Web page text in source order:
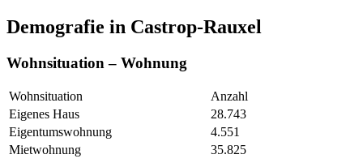
Demografie in Castrop-Rauxel
Wohnsituation – Wohnung
Wohnsituation
Anzahl
Eigenes Haus
28.743
Eigentumswohnung
4.551
Mietwohnung
35.825